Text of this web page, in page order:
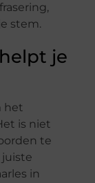
stem.
je
het
is niet
te
juiste
in